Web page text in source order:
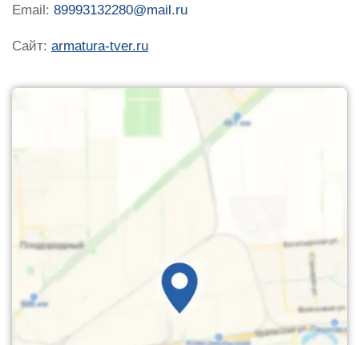
Email: 89993132280@mail.ru
Сайт: armatura-tver.ru